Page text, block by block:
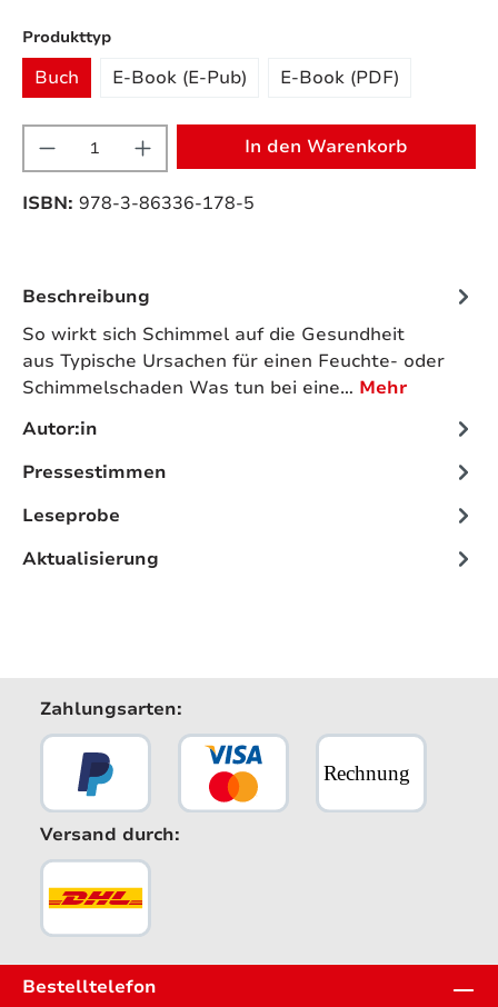
Produkttypauswählen
Buch E-Book (E-Pub) E-Book (PDF)
Produkt Anzahl: Gib den
In den Warenkorb
ISBN: 978-3-86336-178-5
Beschreibung
So wirkt sich Schimmel auf die Gesundheit
aus Typische Ursachen für einen Feuchte- oder
Schimmelschaden Was tun bei eine… Mehr
Autor:in
Pressestimmen
Leseprobe
Aktualisierung
Zahlungsarten:
Versand durch:
Bestelltelefon